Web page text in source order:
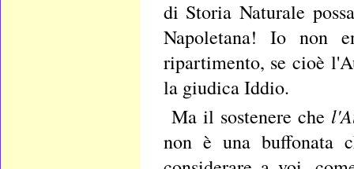
di Storia Naturale
Napoletana! Io non
ripartimento, se cioè
la giudica Iddio.
Ma il sostenere che
non è una buffonata